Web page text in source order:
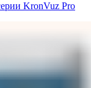
KronVuz Pro